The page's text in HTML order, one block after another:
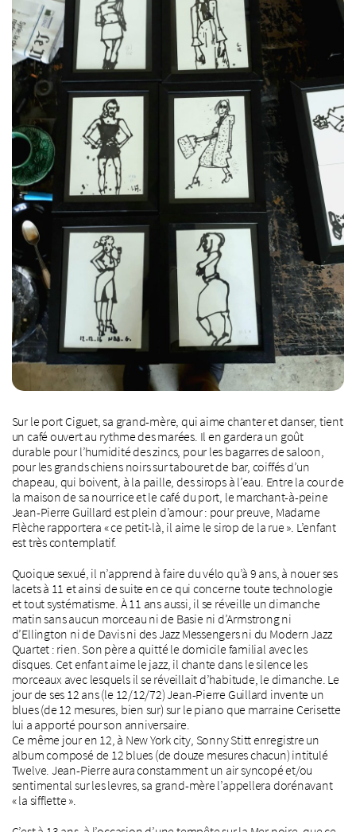
Sur le port Ciguet, sa grand-mère, qui aime chanter et danser, tient
un café ouvert au rythme des marées. Il en gardera un goût
durable pour l’humidité des zincs, pour les bagarres de saloon,
pour les grands chiens noirs sur tabouret de bar, coiffés d’un
chapeau, qui boivent, à la paille, des sirops à l’eau. Entre la cour de
la maison de sa nourrice et le café du port, le marchant-à-peine
Jean-Pierre Guillard est plein d’amour : pour preuve, Madame
Flèche rapportera « ce petit-là, il aime le sirop de la rue ». L’enfant
est très contemplatif.
Quoique sexué, il n’apprend à faire du vélo qu’à 9 ans, à nouer ses
lacets à 11 et ainsi de suite en ce qui concerne toute technologie
et tout systématisme. À 11 ans aussi, il se réveille un dimanche
matin sans aucun morceau ni de Basie ni d’Armstrong ni
d’Ellington ni de Davis ni des Jazz Messengers ni du Modern Jazz
Quartet : rien. Son père a quitté le domicile familial avec les
disques. Cet enfant aime le jazz, il chante dans le silence les
morceaux avec lesquels il se réveillait d’habitude, le dimanche. Le
jour de ses 12 ans (le 12/12/72) Jean-Pierre Guillard invente un
blues (de 12 mesures, bien sur) sur le piano que marraine Cerisette
lui a apporté pour son anniversaire.
Ce même jour en 12, à New York city, Sonny Stitt enregistre un
album composé de 12 blues (de douze mesures chacun) intitulé
Twelve. Jean-Pierre aura constamment un air syncopé et/ou
sentimental sur les levres, sa grand-mère l’appellera dorénavant
« la sifflette ».